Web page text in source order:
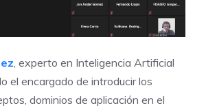
, experto en Inteligencia Artificial
el encargado de introducir los
dominios de aplicación en el